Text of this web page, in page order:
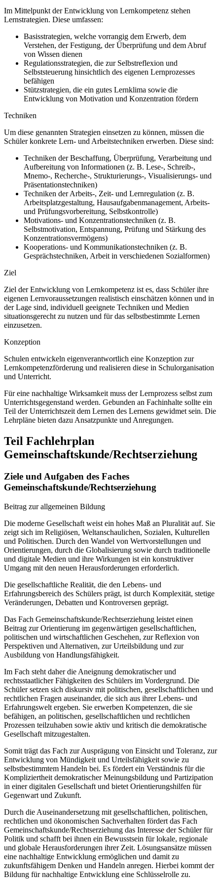
Im Mittelpunkt der Entwicklung von Lernkompetenz stehen
Lernstrategien. Diese umfassen:
Basisstrategien, welche vorrangig dem Erwerb, dem
Verstehen, der Festigung, der Überprüfung und dem Abruf
von Wissen dienen
Regulationsstrategien, die zur Selbstreflexion und
Selbststeuerung hinsichtlich des eigenen Lernprozesses
befähigen
Stützstrategien, die ein gutes Lernklima sowie die
Entwicklung von Motivation und Konzentration fördern
Techniken
Um diese genannten Strategien einsetzen zu können, müssen die
Schüler konkrete Lern- und Arbeitstechniken erwerben. Diese sind:
Techniken der Beschaffung, Überprüfung, Verarbeitung und
Aufbereitung von Informationen (z. B. Lese-, Schreib-,
Mnemo-, Recherche-, Strukturierungs-, Visualisierungs- und
Präsentationstechniken)
Techniken der Arbeits-, Zeit- und Lernregulation (z. B.
Arbeitsplatzgestaltung, Hausaufgabenmanagement, Arbeits-
und Prüfungsvorbereitung, Selbstkontrolle)
Motivations- und Konzentrationstechniken (z. B.
Selbstmotivation, Entspannung, Prüfung und Stärkung des
Konzentrationsvermögens)
Kooperations- und Kommunikationstechniken (z. B.
Gesprächstechniken, Arbeit in verschiedenen Sozialformen)
Ziel
Ziel der Entwicklung von Lernkompetenz ist es, dass Schüler ihre
eigenen Lernvoraussetzungen realistisch einschätzen können und in
der Lage sind, individuell geeignete Techniken und Medien
situationsgerecht zu nutzen und für das selbstbestimmte Lernen
einzusetzen.
Konzeption
Schulen entwickeln eigenverantwortlich eine Konzeption zur
Lernkompetenzförderung und realisieren diese in Schulorganisation
und Unterricht.
Für eine nachhaltige Wirksamkeit muss der Lernprozess selbst zum
Unterrichtsgegenstand werden. Gebunden an Fachinhalte sollte ein
Teil der Unterrichtszeit dem Lernen des Lernens gewidmet sein. Die
Lehrpläne bieten dazu Ansatzpunkte und Anregungen.
Teil Fachlehrplan
Gemeinschaftskunde/Rechtserziehung
Ziele und Aufgaben des Faches
Gemeinschaftskunde/Rechtserziehung
Beitrag zur allgemeinen Bildung
Die moderne Gesellschaft weist ein hohes Maß an Pluralität auf. Sie
zeigt sich im Religiösen, Weltanschaulichen, Sozialen, Kulturellen
und Politischen. Durch den Wandel von Wertvorstellungen und
Orientierungen, durch die Globalisierung sowie durch traditionelle
und digitale Medien und ihre Wirkungen ist ein konstruktiver
Umgang mit den neuen Herausforderungen erforderlich.
Die gesellschaftliche Realität, die den Lebens- und
Erfahrungsbereich des Schülers prägt, ist durch Komplexität, stetige
Veränderungen, Debatten und Kontroversen geprägt.
Das Fach Gemeinschaftskunde/Rechtserziehung leistet einen
Beitrag zur Orientierung im gegenwärtigen gesellschaftlichen,
politischen und wirtschaftlichen Geschehen, zur Reflexion von
Perspektiven und Alternativen, zur Urteilsbildung und zur
Ausbildung von Handlungsfähigkeit.
Im Fach steht daher die Aneignung demokratischer und
rechtsstaatlicher Fähigkeiten des Schülers im Vordergrund. Die
Schüler setzen sich diskursiv mit politischen, gesellschaftlichen und
rechtlichen Fragen auseinander, die sich aus ihrer Lebens- und
Erfahrungswelt ergeben. Sie erwerben Kompetenzen, die sie
befähigen, an politischen, gesellschaftlichen und rechtlichen
Prozessen teilzuhaben sowie aktiv und kritisch die demokratische
Gesellschaft mitzugestalten.
Somit trägt das Fach zur Ausprägung von Einsicht und Toleranz, zur
Entwicklung von Mündigkeit und Urteilsfähigkeit sowie zu
selbstbestimmtem Handeln bei. Es fördert ein Verständnis für die
Kompliziertheit demokratischer Meinungsbildung und Partizipation
in einer digitalen Gesellschaft und bietet Orientierungshilfen für
Gegenwart und Zukunft.
Durch die Auseinandersetzung mit gesellschaftlichen, politischen,
rechtlichen und ökonomischen Sachverhalten fördert das Fach
Gemeinschaftskunde/Rechtserziehung das Interesse der Schüler für
Politik und schafft bei ihnen ein Bewusstsein für lokale, regionale
und globale Herausforderungen ihrer Zeit. Lösungsansätze müssen
eine nachhaltige Entwicklung ermöglichen und damit zu
zukunftsfähigem Denken und Handeln anregen. Hierbei kommt der
Bildung für nachhaltige Entwicklung eine Schlüsselrolle zu.